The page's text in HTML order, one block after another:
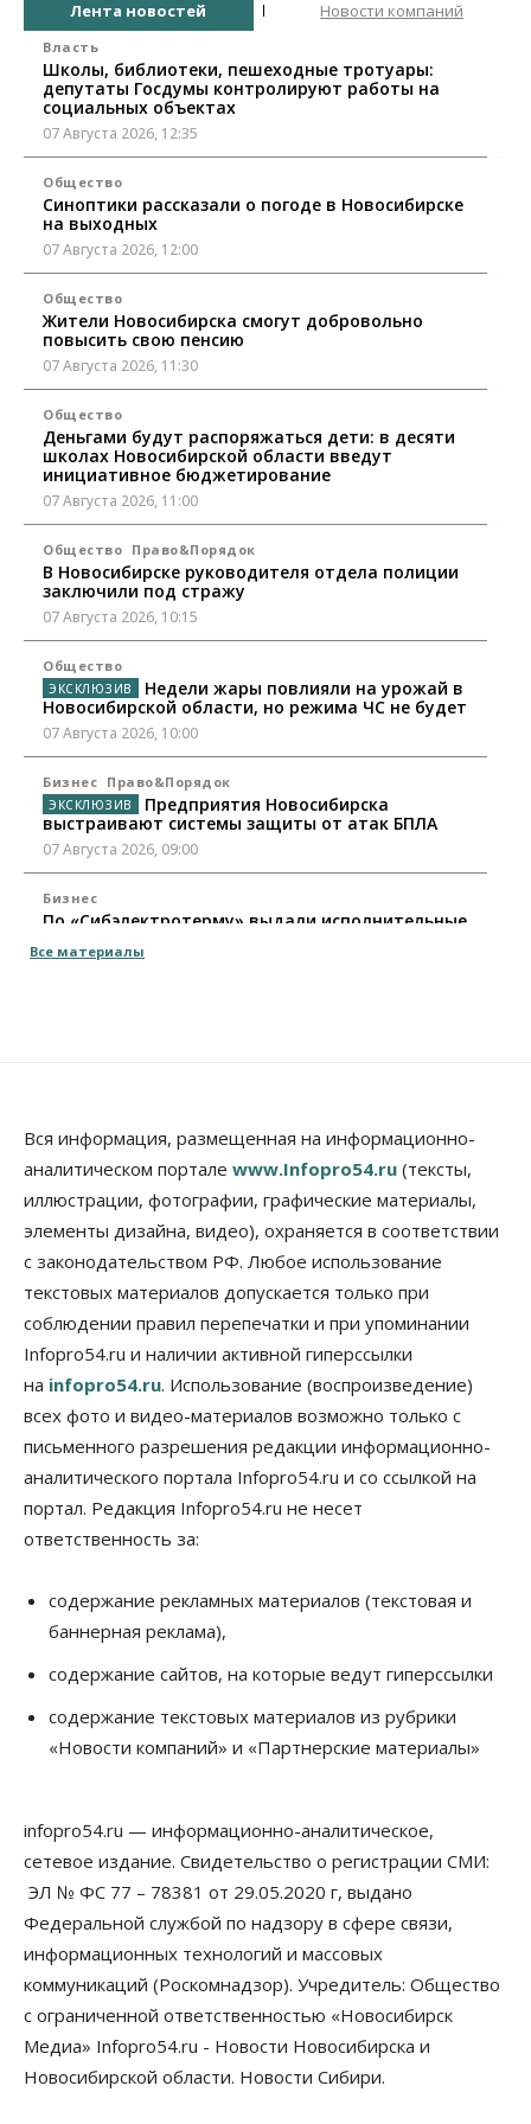
Лента новостей Новости компаний
Власть
Школы, библиотеки, пешеходные тротуары:
депутаты Госдумы контролируют работы на
социальных объектах
07 Августа 2026, 12:35
Общество
Синоптики рассказали о погоде в Новосибирске
на выходных
07 Августа 2026, 12:00
Общество
Жители Новосибирска смогут добровольно
повысить свою пенсию
07 Августа 2026, 11:30
Общество
Деньгами будут распоряжаться дети: в десяти
школах Новосибирской области введут
инициативное бюджетирование
07 Августа 2026, 11:00
Общество Право&Порядок
В Новосибирске руководителя отдела полиции
заключили под стражу
07 Августа 2026, 10:15
Общество
Недели жары повлияли на урожай в
Новосибирской области, но режима ЧС не будет
07 Августа 2026, 10:00
Бизнес Право&Порядок
Предприятия Новосибирска
выстраивают системы защиты от атак БПЛА
07 Августа 2026, 09:00
Бизнес
По «Сибэлектротерму» выдали исполнительные
07 Августа 2026, 08:00
Мировые И Федеральные Новости
Россия построит в Киргизии новый кампус КРСУ:
30 гектаров, 15 тысяч студентов и 30 миллиардов
рублей
06 Августа 2026, 18:40
Новосибирским студентам помогают
адаптироваться к учебе через культуру
06 Августа 2026, 18:00
Бизнес
Застройщики продавливают компромиссы по
площади участков для КРТ в Новосибирске
Бизнес Недвижимость Общество
Около Заельцовского бора Новосибирска
Общество Право&Порядок
задержали в Новосибирске
Общество
Финансы
Россияне оформили ипотечных кредитов на 2,6
трлн рублей
06 Августа 2026, 15:53
Власть
Думская гонка в Новосибирской области
обойдется без самовыдвиженцев
06 Августа 2026, 15:00
Все материалы
Вся информация, размещенная на информационно-
аналитическом портале www.Infopro54.ru (тексты,
иллюстрации, фотографии, графические материалы,
элементы дизайна, видео), охраняется в соответствии
с законодательством РФ. Любое использование
текстовых материалов допускается только при
соблюдении правил перепечатки и при упоминании
Infopro54.ru и наличии активной гиперссылки
на infopro54.ru. Использование (воспроизведение)
всех фото и видео-материалов возможно только с
письменного разрешения редакции информационно-
аналитического портала Infopro54.ru и со ссылкой на
портал. Редакция Infopro54.ru не несет
ответственность за:
содержание рекламных материалов (текстовая и
баннерная реклама),
содержание сайтов, на которые ведут гиперссылки
содержание текстовых материалов из рубрики
«Новости компаний» и «Партнерские материалы»
infopro54.ru — информационно-аналитическое,
сетевое издание. Свидетельство о регистрации СМИ:
ЭЛ № ФС 77 – 78381 от 29.05.2020 г, выдано
Федеральной службой по надзору в сфере связи,
информационных технологий и массовых
коммуникаций (Роскомнадзор). Учредитель: Общество
с ограниченной ответственностью «Новосибирск
Медиа» Infopro54.ru - Новости Новосибирска и
Новосибирской области. Новости Сибири.